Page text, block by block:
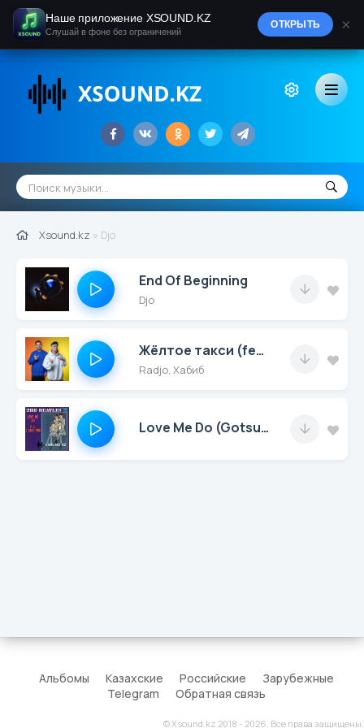
Xsound.kz » Djo
End Of Beginning
Djo
Жёлтое такси (feat. Хабиб)
Radjo, Хабиб
Love Me Do (Gotsu Ongeslis & Goodjob Gian Remix)
Альбомы Казахские Российские
Зарубежные
Telegram
Обратная связь
© Xsound.kz 2018 - 2026. Все права защищены.
Наше приложение XSOUND.KZ
Слушай в фоне без ограничений
ОТКРЫТЬ ×